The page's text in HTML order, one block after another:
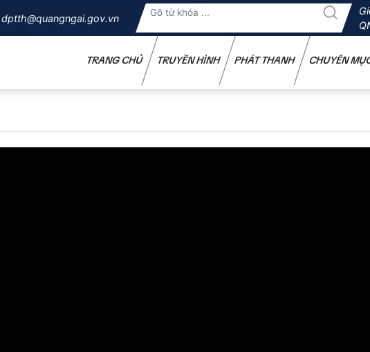
dptth@quangngai.gov.vn
TRANG CHỦ TRUYỀN HÌNH PHÁT THANH CHUYÊN